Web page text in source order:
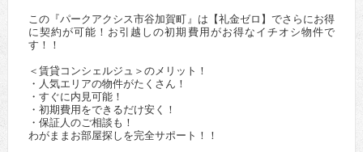
この『パークアクシス市谷加賀町』は【礼金ゼロ】でさらにお得
に契約が可能！お引越しの初期費用がお得なイチオシ物件で
す！！
＜賃貸コンシェルジュ＞のメリット！
・人気エリアの物件がたくさん！
・すぐに内見可能！
・初期費用をできるだけ安く！
・保証人のご相談も！
わがままお部屋探しを完全サポート！！